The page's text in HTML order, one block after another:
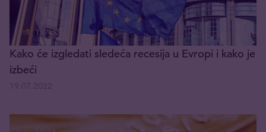
Kako će izgledati sledeća recesija u Evropi i kako je
izbeći